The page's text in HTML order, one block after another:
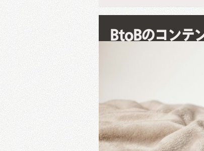
BtoBのコンテ